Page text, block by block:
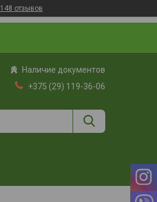
148 отзывов
Наличие документов
+375 (29) 119-36-06